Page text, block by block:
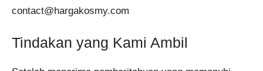
contact@hargakosmy.com
Tindakan yang Kami Ambil